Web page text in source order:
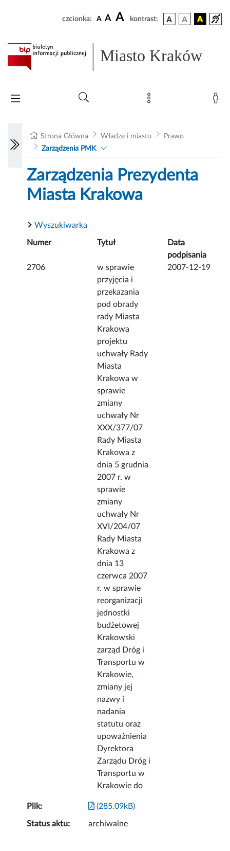
czcionka: A A A kontrast:
Miasto Kraków
Strona Główna Władze i miasto
Prawo
Zarządzenia PMK
Zarządzenia Prezydenta
Miasta Krakowa
Wyszukiwarka
Numer Tytuł
Data
podpisania
2706
w sprawie
przyjęcia i
przekazania
pod obrady
rady Miasta
Krakowa
projektu
uchwały Rady
Miasta
Krakowa w
sprawie
zmiany
uchwały Nr
XXX/377/07
Rady Miasta
Krakowa z
dnia 5 grudnia
2007 r. w
sprawie
zmiany
uchwały Nr
XVI/204/07
Rady Miasta
Krakowa z
dnia 13
czerwca 2007
r. w sprawie
reorganizacji
jednostki
budżetowej
Krakowski
zarząd Dróg i
Transportu w
Krakowie,
zmiany jej
nazwy i
nadania
statutu oraz
upoważnienia
Dyrektora
Zarządu Dróg i
Transportu w
Krakowie do
2007-12-19
Plik: (285.09kB)
Status aktu: archiwalne